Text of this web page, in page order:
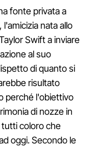
fonte privata a
nata allo
Swift a inviare
al suo
di quanto si
risultato
perché l'obiettivo
di nozze in
coloro che
oggi. Secondo le